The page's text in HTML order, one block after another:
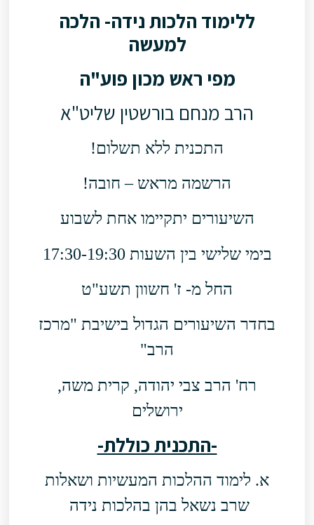
ללימוד הלכות נידה- הלכה
למעשה
מפי ראש מכון פוע"ה
הרב מנחם בורשטין שליט"א
התכנית ללא תשלום!
הרשמה מראש – חובה!
השיעורים יתקיימו אחת לשבוע
בימי שלישי בין השעות 17:30-19:30
החל מ- ז' חשוון תשע"ט
בחדר השיעורים הגדול בישיבת "מרכז
הרב"
רח' הרב צבי יהודה, קרית משה,
ירושלים
-התכנית כוללת-
א. לימוד ההלכות המעשיות ושאלות
שרב נשאל בהן בהלכות נידה